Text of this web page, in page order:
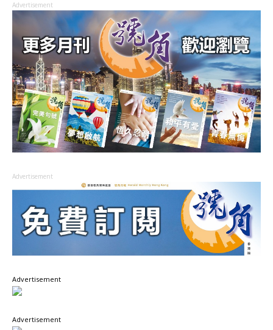
Advertisement
Advertisement
Advertisement
Advertisement